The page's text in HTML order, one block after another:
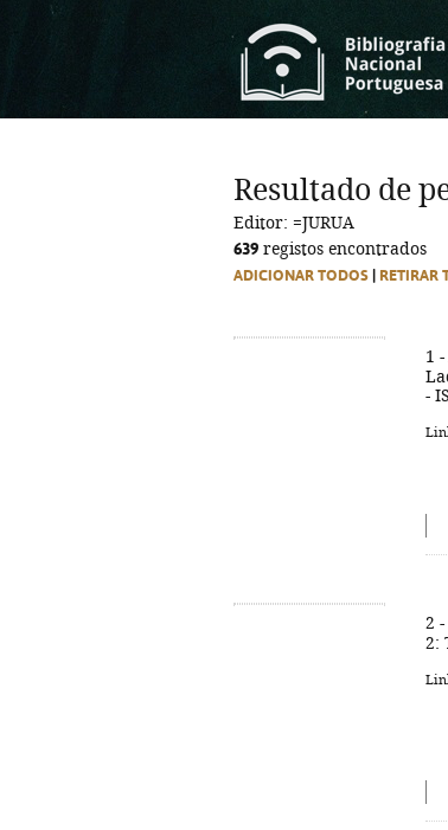
Resultado de
Editor: =JURUA
639 registos encontrados
ADICIONAR TODOS RETIRAR
1 -
-
2 -
2: